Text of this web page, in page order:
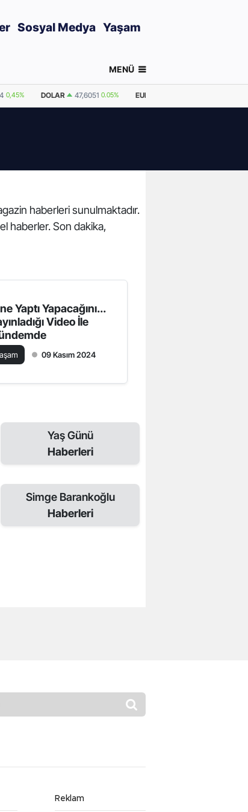
Sosyal Medya Yaşam
MENÜ
0,45% DOLAR 47,6051 0.05% EURO
haberleri sunulmaktadır.
haberler. Son dakika,
Yaptı Yapacağını...
Video İle
09 Kasım 2024
Yaş Günü
Haberleri
Simge Barankoğlu
Haberleri
Reklam